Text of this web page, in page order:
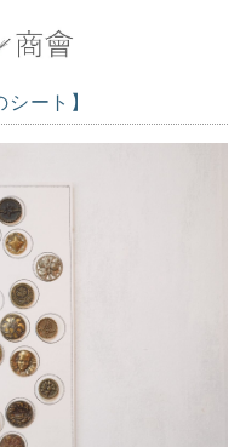
ート】